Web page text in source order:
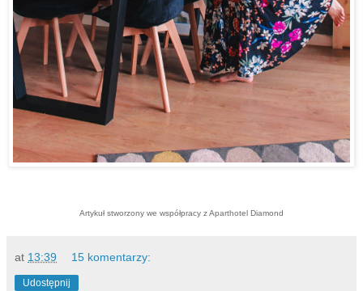
Artykuł stworzony we współpracy z Aparthotel Diamond
at 13:39 15 komentarzy:
Udostępnij